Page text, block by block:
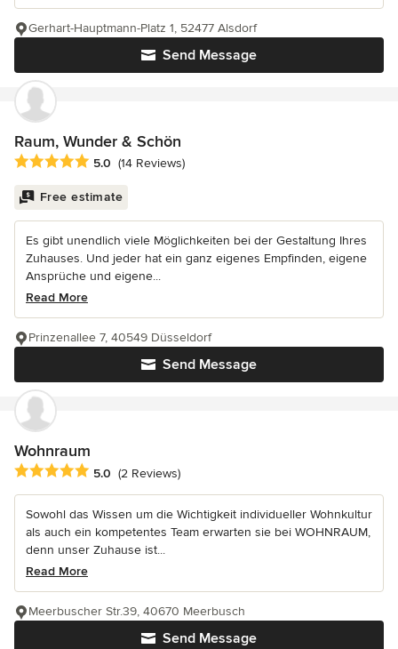
Send Message
Gerhart-Hauptmann-Platz 1, 52477 Alsdorf
Raum, Wunder & Schön
Average rating: 5 out of 5 stars
5.0 (14 Reviews)
Free estimate
Es gibt unendlich viele Möglichkeiten bei der Gestaltung Ihres
Zuhauses. Und jeder hat ein ganz eigenes Empfinden, eigene
Ansprüche und eigene...
Read More
Send Message
Prinzenallee 7, 40549 Düsseldorf
Wohnraum
Average rating: 5 out of 5 stars
5.0 (2 Reviews)
Sowohl das Wissen um die Wichtigkeit individueller Wohnkultur
als auch ein kompetentes Team erwarten sie bei WOHNRAUM,
denn unser Zuhause ist...
Read More
Send Message
Meerbuscher Str.39, 40670 Meerbusch